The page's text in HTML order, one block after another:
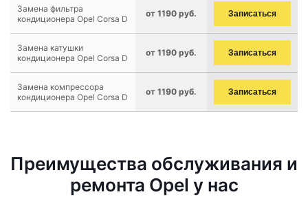
Замена фильтра
кондиционера Opel Corsa D
от 1190 руб. Записаться
Замена катушки
кондиционера Opel Corsa D
от 1190 руб. Записаться
Замена компрессора
кондиционера Opel Corsa D
от 1190 руб. Записаться
Преимущества обслуживания и
ремонта Opel у нас